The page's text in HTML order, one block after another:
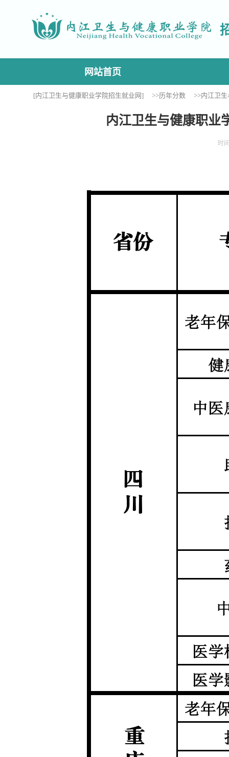
网站首页
[内江卫生与健康职业学院招生就业网] >>历年分数 >>内江卫
内江卫生与健康职业
时